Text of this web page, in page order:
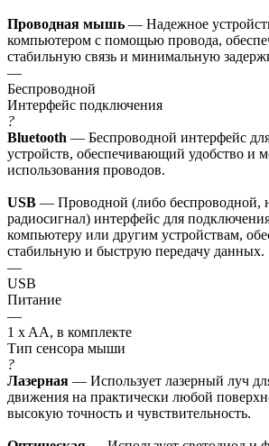
Проводная мышь — Надежное
компьютером с помощью провода,
стабильную связь и минимальную
—
Беспроводной
Интерфейс подключения
?
Bluetooth — Беспроводной интерфейс
устройств, обеспечивающий удобство и
использования проводов.
USB — Проводной (либо беспроводной,
радиосигнал) интерфейс для
компьютеру или другим устройствам,
стабильную и быструю передачу данных.
—
USB
Питание
—
1 x AA, в комплекте
Тип сенсора мыши
?
Лазерная — Использует лазерный луч
движения на практически любой
высокую точность и чувствительность.